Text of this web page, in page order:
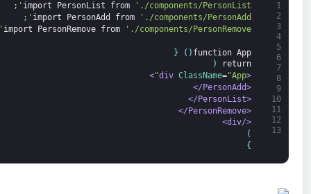
1
2
3
4
5
6
7
8
9
10
11
12
13
import PersonList from './components/PersonList'
;
import
PersonAdd from './components/PersonAdd'
;
import
PersonRemove from './components/PersonRemove'
function App
(
)
{
return
(
<div
ClassName="App"
>
<PersonAdd/>
<PersonList/>
<PersonRemove/>
</div>
)
}